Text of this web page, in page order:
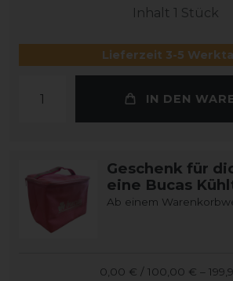
Inhalt 1 Stück
Lieferzeit 3-5
IN DEN
Geschenk für
eine Bucas
Ab einem
0,00 € / 100,00 € –